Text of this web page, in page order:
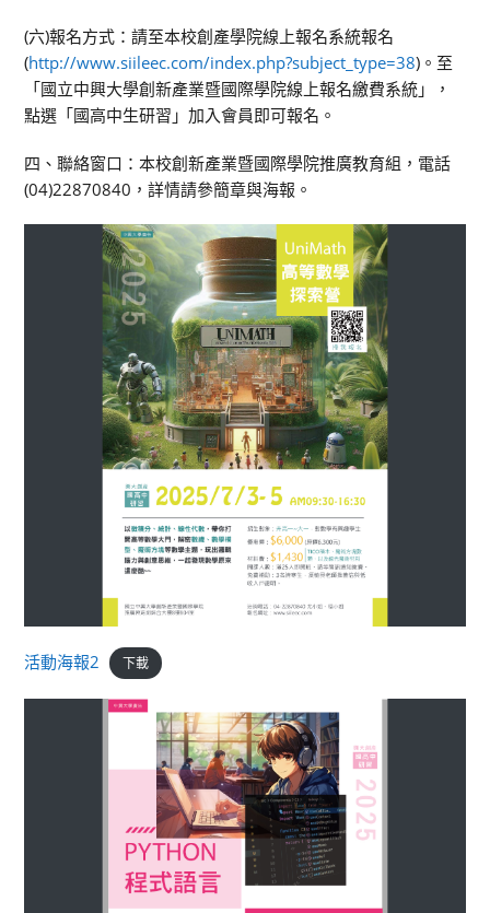
(六)報名方式：請至本校創產學院線上報名系統報名
(http://www.siileec.com/index.php?subject_type=38)。至
「國立中興大學創新產業暨國際學院線上報名繳費系統」，
點選「國高中生研習」加入會員即可報名。
四、聯絡窗口：本校創新產業暨國際學院推廣教育組，電話
(04)22870840，詳情請參簡章與海報。
活動海報2 下載